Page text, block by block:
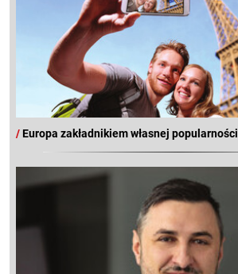
/Europa zakładnikiem własnej popularności